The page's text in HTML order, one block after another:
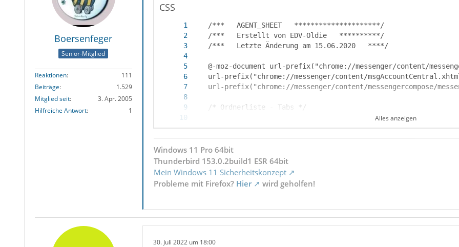
Boersenfeger
Senior-Mitglied
Reaktionen
111
Beiträge
1.529
Mitglied seit
3. Apr. 2005
Hilfreiche Antwort
1
CSS
    /***   AGENT_SHEET   *********************/
    /***   Erstellt von EDV-Oldie   **********/
    /***   Letzte Änderung am 15.06.2020   ****/
    .tabmail-tab[type="folder"][SpecialFolder="none"],
list-style-image: url("data:image/
8vKhGpcK57oHP5fOFh/+f6P+ZvlsGa8BTkwqyJgRZE/
SQqwVSjy7VhBOLz7S7GN8JpWrv6kwFW7XQYn+5uNffCaVi6s82EoD1opL02/
eQOwAPneuSZzskIThTt52YIuKiIh8xnzX/
YAHmkCvLYWcjj5yEEaoT7Rdst6YCjkLIfarNYrmLr8/
iL77egGgDEdEKAUayqqzK0TMAAAAASUVORK5CYII=") !important;
Alles anzeigen
Windows 11 Pro 64bit
Thunderbird 153.0.2build1 ESR 64bit
Mein Windows 11 Sicherheitskonzept
Probleme mit Firefox? Hier wird geholfen!
30. Juli 2022 um 18:00